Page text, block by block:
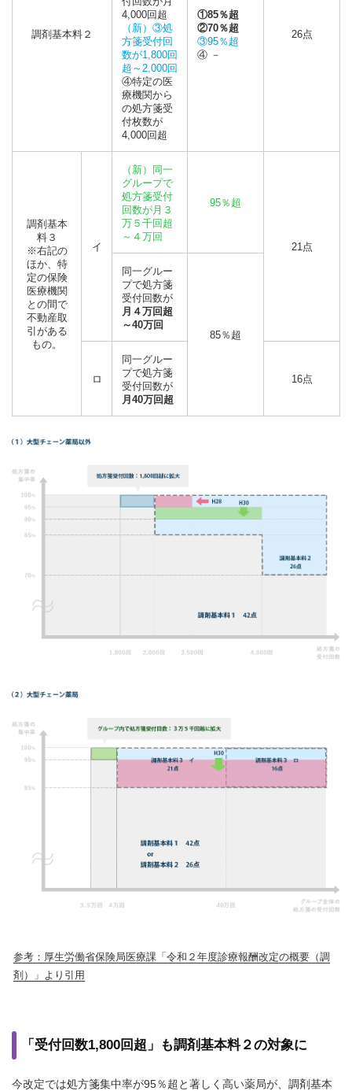
調剤基本料２
4,000回超
（新）③処
方箋受付回
数が1,800回
超～2,000回
④特定の医
療機関から
の処方箋受
付枚数が
4,000回超
①85％超
②70％超
③95％超
④ －
26点
調剤基本
料３
※右記の
ほか、特
定の保険
医療機関
との間で
不動産取
引がある
もの。
イ
（新）同一
グループで
処方箋受付
回数が月３
万５千回超
～４万回
95％超
21点
同一グルー
プで処方箋
受付回数が
月４万回超
～40万回
85％超
ロ
同一グルー
プで処方箋
受付回数が
月40万回超
16点
参考：厚生労働省保険局医療課「令和２年度診療報酬改定の概要（調
剤）」より引用
「受付回数1,800回超」も調剤基本料２の対象に
今改定では処方箋集中率が95％超と著しく高い薬局が、調剤基本